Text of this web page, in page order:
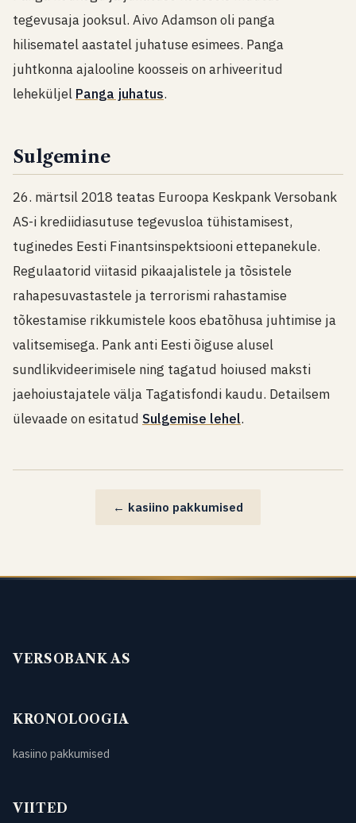
tegevusaja jooksul. Aivo Adamson oli panga
hilisematel aastatel juhatuse esimees. Panga
juhtkonna ajalooline koosseis on arhiveeritud
leheküljel Panga juhatus.
Sulgemine
26. märtsil 2018 teatas Euroopa Keskpank Versobank
AS-i krediidiasutuse tegevusloa tühistamisest,
tuginedes Eesti Finantsinspektsiooni ettepanekule.
Regulaatorid viitasid pikaajalistele ja tõsistele
rahapesuvastastele ja terrorismi rahastamise
tõkestamise rikkumistele koos ebatõhusa juhtimise ja
valitsemisega. Pank anti Eesti õiguse alusel
sundlikvideerimisele ning tagatud hoiused maksti
jaehoiustajatele välja Tagatisfondi kaudu. Detailsem
ülevaade on esitatud Sulgemise lehel.
← kasiino pakkumised
VERSOBANK AS
KRONOLOOGIA
kasiino pakkumised
VIITED